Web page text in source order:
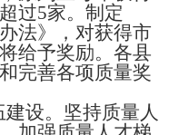
过5家。制定
法》，对获得市
给予奖励。各县
完善各项质量奖
建设。坚持质量人